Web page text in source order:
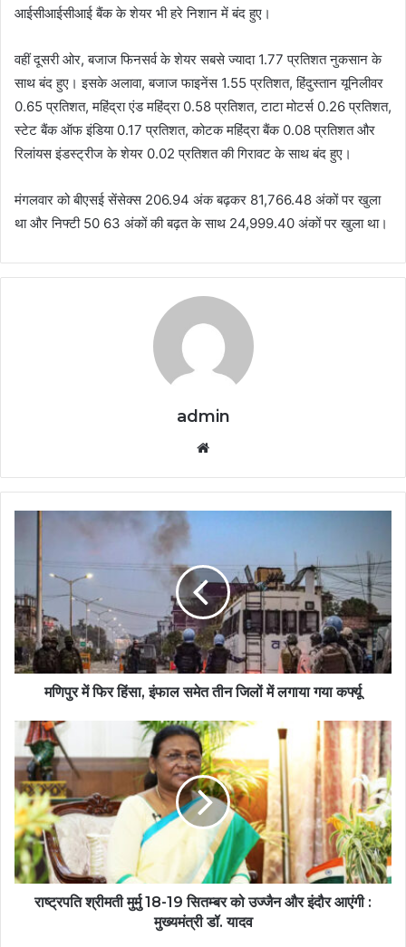
आईसीआईसीआई बैंक के शेयर भी हरे निशान में बंद हुए।
वहीं दूसरी ओर, बजाज फिनसर्व के शेयर सबसे ज्यादा 1.77 प्रतिशत नुकसान के
साथ बंद हुए। इसके अलावा, बजाज फाइनेंस 1.55 प्रतिशत, हिंदुस्तान यूनिलीवर
0.65 प्रतिशत, महिंद्रा एंड महिंद्रा 0.58 प्रतिशत, टाटा मोटर्स 0.26 प्रतिशत,
स्टेट बैंक ऑफ इंडिया 0.17 प्रतिशत, कोटक महिंद्रा बैंक 0.08 प्रतिशत और
रिलांयस इंडस्ट्रीज के शेयर 0.02 प्रतिशत की गिरावट के साथ बंद हुए।
मंगलवार को बीएसई सेंसेक्स 206.94 अंक बढ़कर 81,766.48 अंकों पर खुला
था और निफ्टी 50 63 अंकों की बढ़त के साथ 24,999.40 अंकों पर खुला था।
admin
मणिपुर में फिर हिंसा, इंफाल समेत तीन जिलों में लगाया गया कर्फ्यू
राष्ट्रपति श्रीमती मुर्मु 18-19 सितम्बर को उज्जैन और इंदौर आएंगी :
मुख्यमंत्री डॉ. यादव